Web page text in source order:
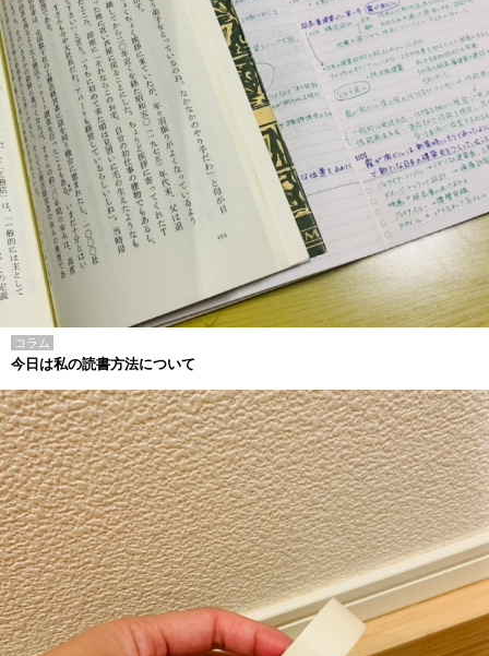
コラム
今日は私の読書方法について